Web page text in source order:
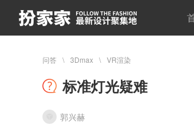
问答 3Dmax VR渲染
标准灯光疑难
郭兴赫